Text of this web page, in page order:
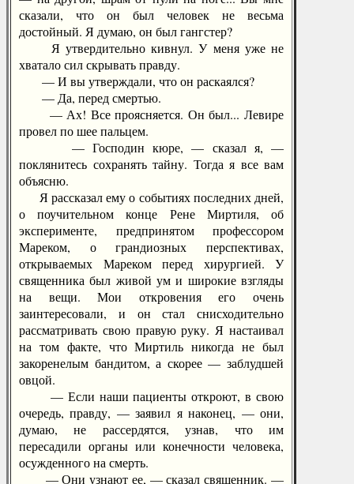
сказали, что он был человек не весьма
достойный. Я думаю, он был гангстер?
Я утвердительно кивнул. У меня уже не
хватало сил скрывать правду.
— И вы утверждали, что он раскаялся?
— Да, перед смертью.
— Ах! Все проясняется. Он был... Левире
провел по шее пальцем.
— Господин кюре, — сказал я, —
поклянитесь сохранять тайну. Тогда я все вам
объясню.
Я рассказал ему о событиях последних дней,
о поучительном конце Рене Миртиля, об
эксперименте, предпринятом профессором
Мареком, о грандиозных перспективах,
открываемых Мареком перед хирургией. У
священника был живой ум и широкие взгляды
на вещи. Мои откровения его очень
заинтересовали, и он стал снисходительно
рассматривать свою правую руку. Я настаивал
на том факте, что Миртиль никогда не был
закоренелым бандитом, а скорее — заблудшей
овцой.
— Если наши пациенты откроют, в свою
очередь, правду, — заявил я наконец, — они,
думаю, не рассердятся, узнав, что им
пересадили органы или конечности человека,
осужденного на смерть.
— Они узнают ее, — сказал священник. —